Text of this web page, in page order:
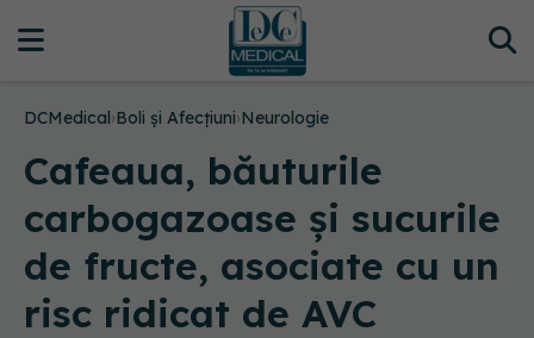
DCMedical›Boli și Afecțiuni›Neurologie
Cafeaua, băuturile
carbogazoase și sucurile
de fructe, asociate cu un
risc ridicat de AVC